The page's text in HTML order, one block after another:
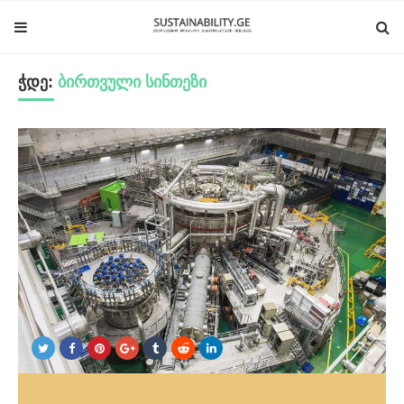
ჭდე: ბირთვული სინთეზი